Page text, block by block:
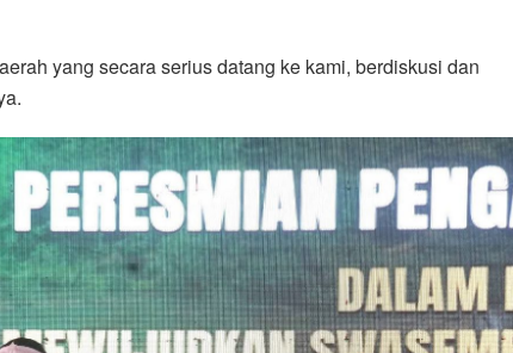
yang secara serius datang ke kami, berdiskusi dan